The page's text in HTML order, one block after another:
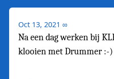
Oct 13, 2021 ∞
Na een dag werken bij
klooien met Drummer :-)